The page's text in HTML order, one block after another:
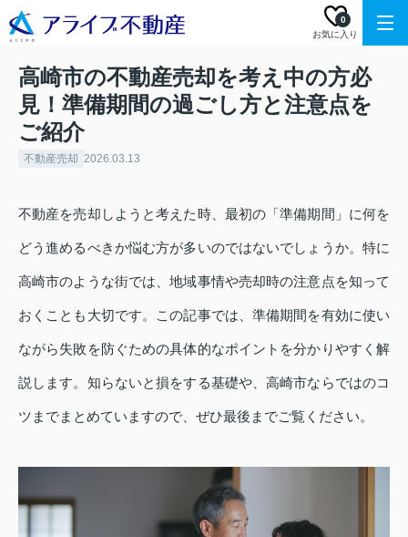
お気に入り
0
高崎市の不動産売却を考え中の方必
見！準備期間の過ごし方と注意点を
ご紹介
不動産売却 2026.03.13
不動産を売却しようと考えた時、最初の「準備期間」に何を
どう進めるべきか悩む方が多いのではないでしょうか。特に
高崎市のような街では、地域事情や売却時の注意点を知って
おくことも大切です。この記事では、準備期間を有効に使い
ながら失敗を防ぐための具体的なポイントを分かりやすく解
説します。知らないと損をする基礎や、高崎市ならではのコ
ツまでまとめていますので、ぜひ最後までご覧ください。